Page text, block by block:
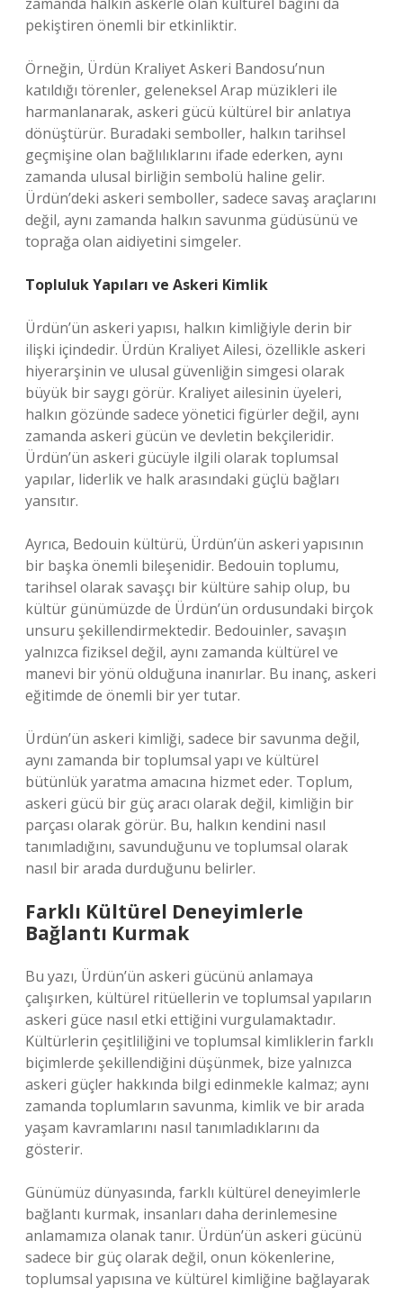
pekiştiren önemli bir etkinliktir.
Örneğin, Ürdün Kraliyet Askeri Bandosu’nun
katıldığı törenler, geleneksel Arap müzikleri ile
harmanlanarak, askeri gücü kültürel bir anlatıya
dönüştürür. Buradaki semboller, halkın tarihsel
geçmişine olan bağlılıklarını ifade ederken, aynı
zamanda ulusal birliğin sembolü haline gelir.
Ürdün’deki askeri semboller, sadece savaş araçlarını
değil, aynı zamanda halkın savunma güdüsünü ve
toprağa olan aidiyetini simgeler.
Topluluk Yapıları ve Askeri Kimlik
Ürdün’ün askeri yapısı, halkın kimliğiyle derin bir
ilişki içindedir. Ürdün Kraliyet Ailesi, özellikle askeri
hiyerarşinin ve ulusal güvenliğin simgesi olarak
büyük bir saygı görür. Kraliyet ailesinin üyeleri,
halkın gözünde sadece yönetici figürler değil, aynı
zamanda askeri gücün ve devletin bekçileridir.
Ürdün’ün askeri gücüyle ilgili olarak toplumsal
yapılar, liderlik ve halk arasındaki güçlü bağları
yansıtır.
Ayrıca, Bedouin kültürü, Ürdün’ün askeri yapısının
bir başka önemli bileşenidir. Bedouin toplumu,
tarihsel olarak savaşçı bir kültüre sahip olup, bu
kültür günümüzde de Ürdün’ün ordusundaki birçok
unsuru şekillendirmektedir. Bedouinler, savaşın
yalnızca fiziksel değil, aynı zamanda kültürel ve
manevi bir yönü olduğuna inanırlar. Bu inanç, askeri
eğitimde de önemli bir yer tutar.
Ürdün’ün askeri kimliği, sadece bir savunma değil,
aynı zamanda bir toplumsal yapı ve kültürel
bütünlük yaratma amacına hizmet eder. Toplum,
askeri gücü bir güç aracı olarak değil, kimliğin bir
parçası olarak görür. Bu, halkın kendini nasıl
tanımladığını, savunduğunu ve toplumsal olarak
nasıl bir arada durduğunu belirler.
Farklı Kültürel Deneyimlerle
Bağlantı Kurmak
Bu yazı, Ürdün’ün askeri gücünü anlamaya
çalışırken, kültürel ritüellerin ve toplumsal yapıların
askeri güce nasıl etki ettiğini vurgulamaktadır.
Kültürlerin çeşitliliğini ve toplumsal kimliklerin farklı
biçimlerde şekillendiğini düşünmek, bize yalnızca
askeri güçler hakkında bilgi edinmekle kalmaz; aynı
zamanda toplumların savunma, kimlik ve bir arada
yaşam kavramlarını nasıl tanımladıklarını da
gösterir.
Günümüz dünyasında, farklı kültürel deneyimlerle
bağlantı kurmak, insanları daha derinlemesine
anlamamıza olanak tanır. Ürdün’ün askeri gücünü
sadece bir güç olarak değil, onun kökenlerine,
toplumsal yapısına ve kültürel kimliğine bağlayarak